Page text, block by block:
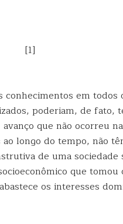
[1]
em todos
poderiam, de fato,
que não ocorreu
longo do tempo, não
de uma sociedade
que tomou
os interesses